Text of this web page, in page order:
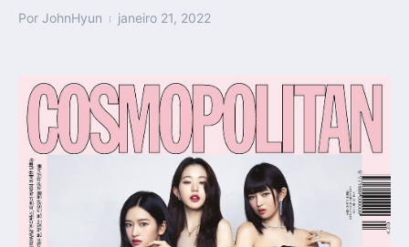
Por JohnHyun janeiro 21, 2022